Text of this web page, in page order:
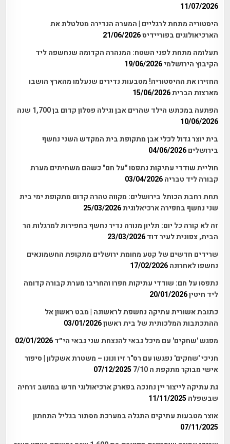
11/07/2026
היסטוריה מתחת לרגליים | המערה הנדירה מטלטלת את
הארכיאולוגים בפוריידיס21/06/2026
תעלומה מתחת לפני השטח: המנהרה הקדומה שנחשפה ליד
הקיבוץ הירושלמי19/06/2026
החזירו את ההיסטוריה! מטבעות נדירים שנעלמו מהארץ הושבו
מארצות הברית15/06/2026
הפתעה במכתש הילד שהרים אבן וגילה פסלון קדום בן 1,700 שנה
10/06/2026
בית יוצר גדול לכלי אבן מתקופת בית המקדש השני נחשף
בירושלים 04/06/2026
חוליית שודדי עתיקות נתפסו "על חם" כשהם משחיתים מערת
קבורה ליד טבריה 03/04/2026
תחת רחבת הכותל בירושלים: מקווה טהרה קדום מתקופת ימי בית
שני נחשף בחפירה ארכיאלוגית25/03/2026
זה לא קורה כל יום: תליון מנורה נדיר נחשף בחפירות למרגלות הר
הבית, צפונית לעיר דוד 23/03/2026
שרידים חדשים של קטע מחומת ירושלים מתקופת החשמונאים
נחשפו לאחרונה 17/02/2026
נתפסו על חם: שודדי עתיקות חפרו והחריבו מערת קבורה קדומה
ליד חיטין20/01/2026
כתובת אשורית עתיקה נחשפת לראשונה | מבט ראשון אל
ההתכתבות המלכותית של בית ראשון03/01/2026
מפגש 'שחקים' עם מיכל גבאי להנצחת שני גבאי הי״ד 02/01/2026
חניכי 'שחקים' נפגשו עם רס"ר זיו ונונו – משטרת אשקלון | סיפור
אישי מבוקר מתקפת ה 7/10
07/12/2025
גת עתיקה לייצור יין נחנכה בפארק ארכיאולוגי חדש במושב זרחיה
שבשפלה 11/11/2025
אוצר מטבעות עתיקים התגלה במערכת מסתור בגליל התחתון
07/11/2025